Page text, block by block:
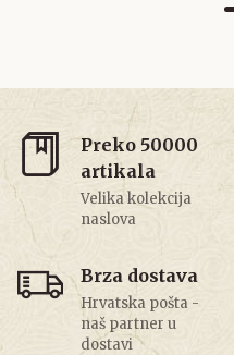
Preko 50000
artikala
Velika kolekcija
naslova
Brza dostava
Hrvatska pošta -
naš partner u
dostavi